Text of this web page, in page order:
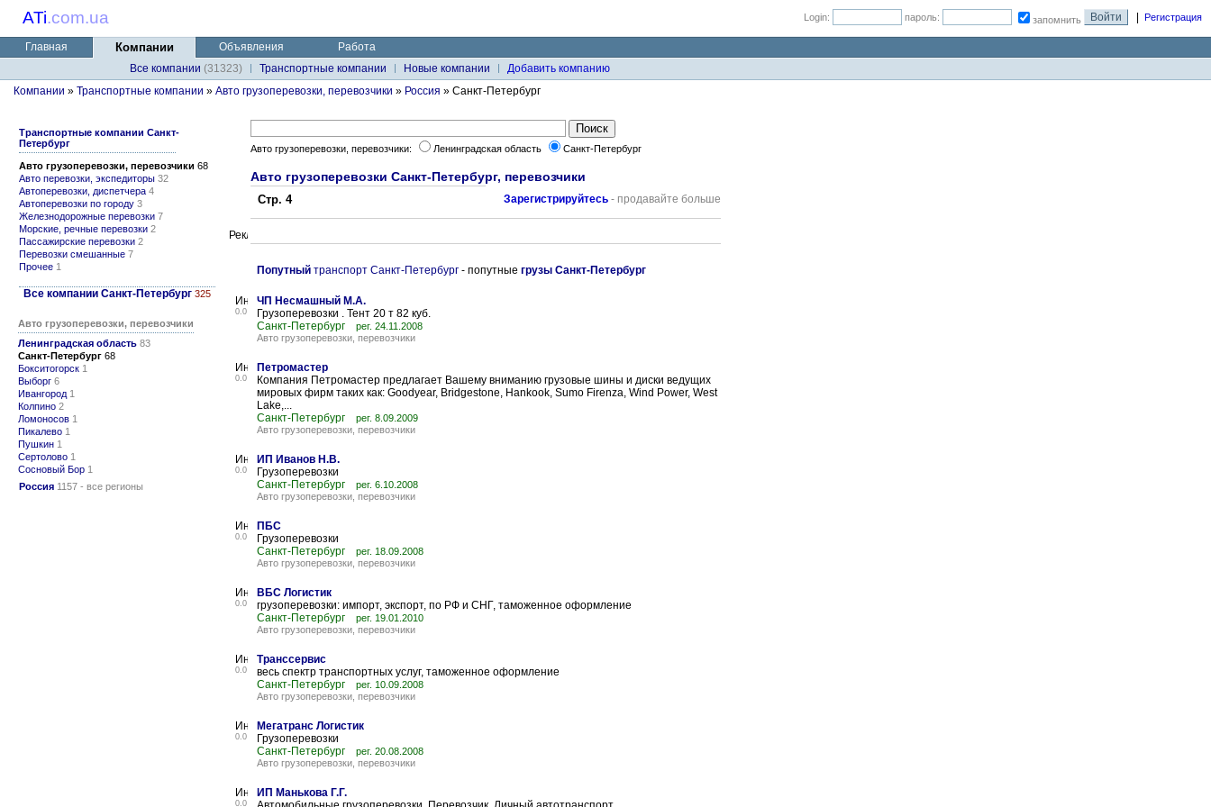
ATi.com.ua Login: пароль: запомнить Регистрация
Главная Компании Объявления
Работа
Все компании (31323) Транспортные компании Новые компании
Добавить компанию
Компании » Транспортные компании » Авто грузоперевозки, перевозчики » Россия » Санкт-Петербург
Транспортные компании Санкт-
Петербург
Авто грузоперевозки, перевозчики 68
Авто перевозки, экспедиторы 32
Автоперевозки, диспетчера 4
Автоперевозки по городу 3
Железнодорожные перевозки 7
Морские, речные перевозки 2
Пассажирские перевозки 2
Перевозки смешанные 7
Прочее 1
Все компании Санкт-Петербург 325
Авто грузоперевозки, перевозчики
Ленинградская область 83
Санкт-Петербург 68
Бокситогорск 1
Выборг 6
Ивангород 1
Колпино 2
Ломоносов 1
Пикалево 1
Пушкин 1
Сертолово 1
Сосновый Бор 1
Россия 1157 - все регионы
Авто грузоперевозки, перевозчики: Ленинградская область Санкт-Петербург
Авто грузоперевозки Санкт-Петербург, перевозчики
Стр. 4 Зарегистрируйтесь - продавайте больше
Попутный транспорт Санкт-Петербург - попутные грузы Санкт-Петербург
0.0
ЧП Несмашный М.А.
Грузоперевозки . Тент 20 т 82 куб.
Санкт-Петербург
рег. 24.11.2008
Авто грузоперевозки, перевозчики
0.0
Петромастер
Компания Петромастер предлагает Вашему вниманию грузовые шины и диски ведущих
мировых фирм таких как: Goodyear, Bridgestone, Hankook, Sumo Firenza, Wind Power, West
Lake,...
Санкт-Петербург
рег. 8.09.2009
Авто грузоперевозки, перевозчики
0.0
ИП Иванов Н.В.
Грузоперевозки
Санкт-Петербург
рег. 6.10.2008
Авто грузоперевозки, перевозчики
0.0
ПБС
Грузоперевозки
Санкт-Петербург
рег. 18.09.2008
Авто грузоперевозки, перевозчики
0.0
ВБС Логистик
грузоперевозки: импорт, экспорт, по РФ и СНГ, таможенное оформление
Санкт-Петербург
рег. 19.01.2010
Авто грузоперевозки, перевозчики
0.0
Транссервис
весь спектр транспортных услуг, таможенное оформление
Санкт-Петербург
рег. 10.09.2008
Авто грузоперевозки, перевозчики
0.0
Мегатранс Логистик
Грузоперевозки
Санкт-Петербург
рег. 20.08.2008
Авто грузоперевозки, перевозчики
0.0
ИП Манькова Г.Г.